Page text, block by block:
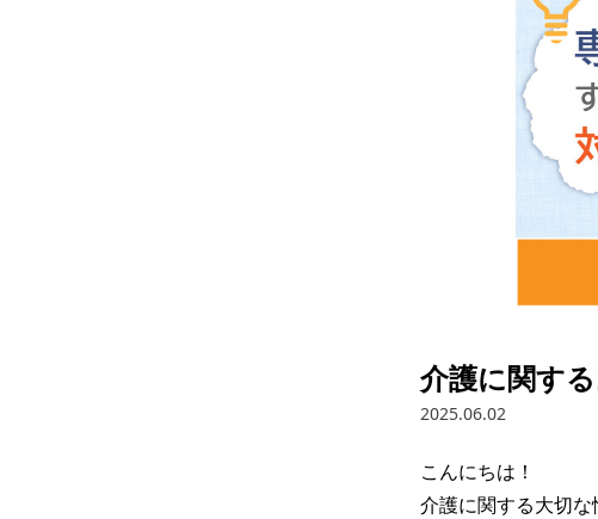
介護に関す
2025.06.02
こんにちは！
介護に関する大切な